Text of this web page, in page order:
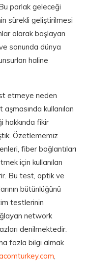
parlak geleceği
sürekli geliştirilmesi
olarak başlayan
sonunda dünya
haline
etmeye neden
kullanılan
hakkında fikir
Özetlememiz
fiber bağlantıları
için kullanılan
Bu test, optik ve
bütünlüğünü
testlerinin
network
denilmektedir.
fazla bilgi almak
,